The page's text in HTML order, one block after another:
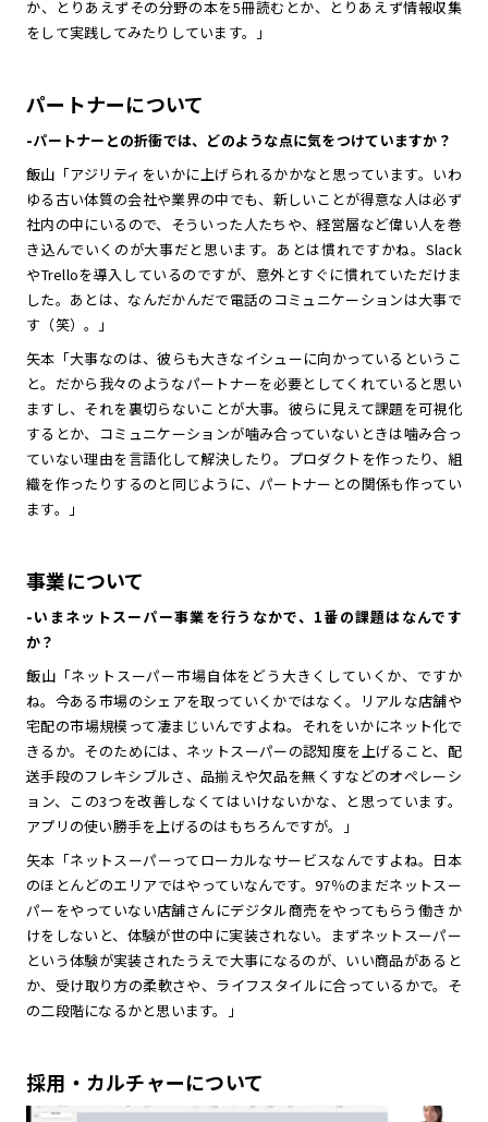
か、とりあえずその分野の本を5冊読むとか、とりあえず情報収集
をして実践してみたりしています。」
パートナーについて
-パートナーとの折衝では、どのような点に気をつけていますか？
飯山「アジリティをいかに上げられるかかなと思っています。いわ
ゆる古い体質の会社や業界の中でも、新しいことが得意な人は必ず
社内の中にいるので、そういった人たちや、経営層など偉い人を巻
き込んでいくのが大事だと思います。あとは慣れですかね。Slack
やTrelloを導入しているのですが、意外とすぐに慣れていただけま
した。あとは、なんだかんだで電話のコミュニケーションは大事で
す（笑）。」
矢本「大事なのは、彼らも大きなイシューに向かっているというこ
と。だから我々のようなパートナーを必要としてくれていると思い
ますし、それを裏切らないことが大事。彼らに見えて課題を可視化
するとか、コミュニケーションが噛み合っていないときは噛み合っ
ていない理由を言語化して解決したり。プロダクトを作ったり、組
織を作ったりするのと同じように、パートナーとの関係も作ってい
ます。」
事業について
-いまネットスーパー事業を行うなかで、1番の課題はなんです
か？
飯山「ネットスーパー市場自体をどう大きくしていくか、ですか
ね。今ある市場のシェアを取っていくかではなく。リアルな店舗や
宅配の市場規模って凄まじいんですよね。それをいかにネット化で
きるか。そのためには、ネットスーパーの認知度を上げること、配
送手段のフレキシブルさ、品揃えや欠品を無くすなどのオペレーシ
ョン、この3つを改善しなくてはいけないかな、と思っています。
アプリの使い勝手を上げるのはもちろんですが。」
矢本「ネットスーパーってローカルなサービスなんですよね。日本
のほとんどのエリアではやっていなんです。97％のまだネットスー
パーをやっていない店舗さんにデジタル商売をやってもらう働きか
けをしないと、体験が世の中に実装されない。まずネットスーパー
という体験が実装されたうえで大事になるのが、いい商品があると
か、受け取り方の柔軟さや、ライフスタイルに合っているかで。そ
の二段階になるかと思います。」
採用・カルチャーについて